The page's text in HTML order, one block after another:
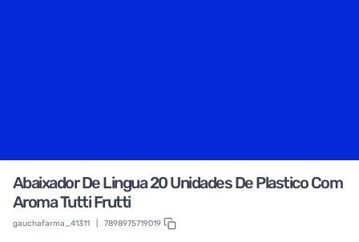
Abaixador De Lingua 20 Unidades De Plastico Com
Aroma Tutti Frutti
gauchafarma_41311 7898975719019